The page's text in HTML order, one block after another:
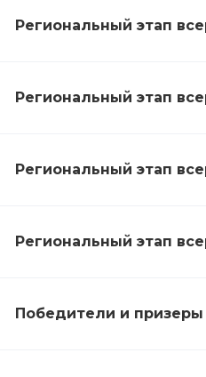
Региональный этап
Региональный этап
Региональный этап
Региональный этап
Победители и